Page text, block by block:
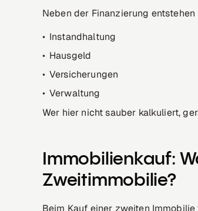
Neben der Finanzierung
Instandhaltung
Hausgeld
Versicherungen
Verwaltung
Wer hier nicht sauber kalkuliert,
Immobilienkauf:
Zweitimmobilie?
Beim Kauf einer zweiten